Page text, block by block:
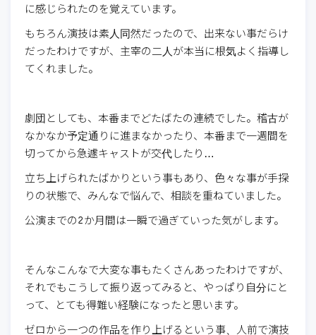
に感じられたのを覚えています。
もちろん演技は素人同然だったので、出来ない事だらけ
だったわけですが、主宰の二人が本当に根気よく指導し
てくれました。
劇団としても、本番までどたばたの連続でした。稽古が
なかなか予定通りに進まなかったり、本番まで一週間を
切ってから急遽キャストが交代したり…
立ち上げられたばかりという事もあり、色々な事が手探
りの状態で、みんなで悩んで、相談を重ねていました。
公演までの2か月間は一瞬で過ぎていった気がします。
そんなこんなで大変な事もたくさんあったわけですが、
それでもこうして振り返ってみると、やっぱり自分にと
って、とても得難い経験になったと思います。
ゼロから一つの作品を作り上げるという事、人前で演技